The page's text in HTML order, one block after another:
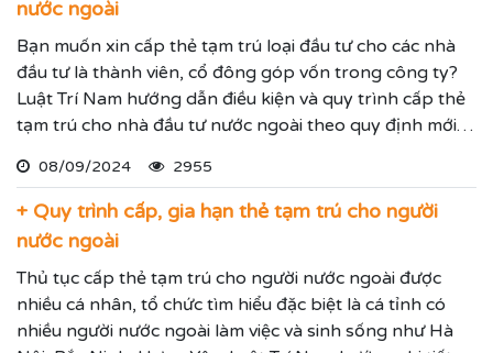
nước ngoài
Bạn muốn xin cấp thẻ tạm trú loại đầu tư cho các nhà
đầu tư là thành viên, cổ đông góp vốn trong công ty?
Luật Trí Nam hướng dẫn điều kiện và quy trình cấp thẻ
tạm trú cho nhà đầu tư nước ngoài theo quy định mới
08/09/2024 2955
+ Quy trình cấp, gia hạn thẻ tạm trú cho người
nước ngoài
Thủ tục cấp thẻ tạm trú cho người nước ngoài được
nhiều cá nhân, tổ chức tìm hiểu đặc biệt là cá tỉnh có
nhiều người nước ngoài làm việc và sinh sống như Hà